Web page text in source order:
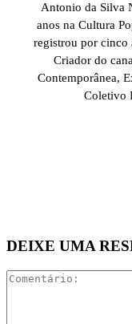
Antonio da Silva
anos na Cultura
registrou por cinco
Criador do
Contemporânea,
Coletivo
DEIXE UMA